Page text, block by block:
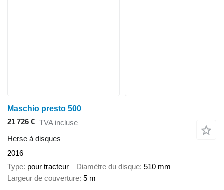
Maschio presto 500
21 726 € TVA incluse
Herse à disques
2016
Type pour tracteur Diamètre du disque 510 mm
Largeur de couverture 5 m